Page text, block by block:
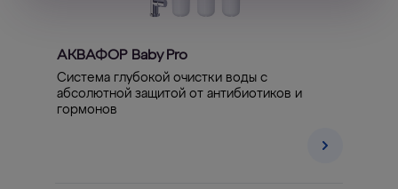
АКВАФОР Baby Pro
Система глубокой очистки воды с
абсолютной защитой от антибиотиков и
гормонов